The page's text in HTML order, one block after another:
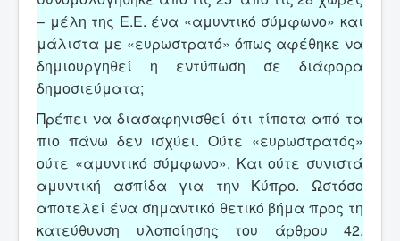
– μέλη της Ε.Ε. ένα «αμυντικό σύμφωνο» και
μάλιστα με «ευρωστρατό» όπως αφέθηκε να
δημιουργηθεί η εντύπωση σε διάφορα
δημοσιεύματα;
Πρέπει να διασαφηνισθεί ότι τίποτα από τα
πιο πάνω δεν ισχύει. Ούτε «ευρωστρατός»
ούτε «αμυντικό σύμφωνο». Και ούτε συνιστά
αμυντική ασπίδα για την Κύπρο. Ωστόσο
αποτελεί ένα σημαντικό θετικό βήμα προς τη
κατεύθυνση υλοποίησης του άρθρου 42,